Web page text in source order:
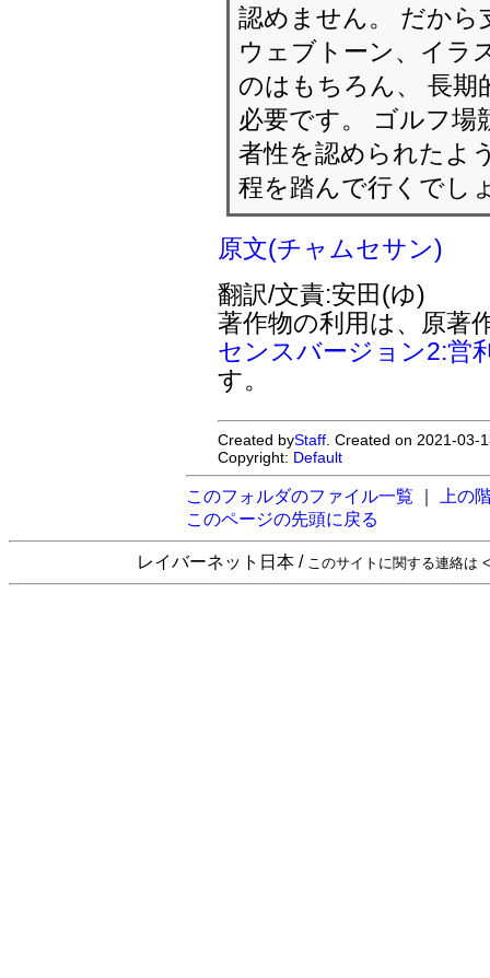
認めません。 だから
ウェブトーン、イラ
のはもちろん、 長期
必要です。 ゴルフ場
者性を認められたよ
程を踏んで行くでし
原文(チャムセサン)
翻訳/文責:安田(ゆ)
著作物の利用は、原著
センスバージョン2:営
す。
Created byStaff. Created on 2021-03-
Copyright: Default
このフォルダのファイル一覧
上の
このページの先頭に戻る
レイバーネット日本 / このサイトに関する連絡は